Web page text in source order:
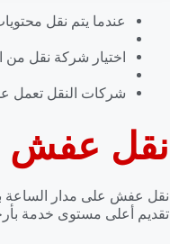
عندما يتم نقل
اختيار شركة نقل من
شركات النقل تعمل
نقل عفش
نقل عفش على مدار الساعة
تقديم أعلى مستوى خدمة